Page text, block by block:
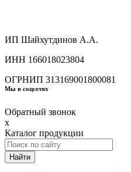
ИП Шайхутдинов А.А.
ИНН 166018023804
ОГРНИП 313169001800081
Мы в соцсетях
Обратный звонок
x
Каталог продукции
Найти